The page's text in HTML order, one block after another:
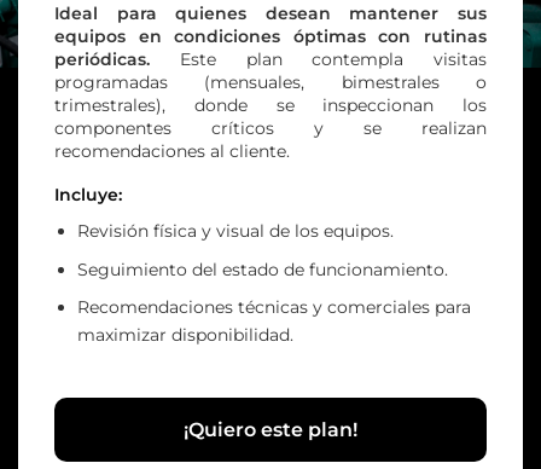
Ideal para quienes desean mantener sus
equipos en condiciones óptimas con rutinas
periódicas. Este plan contempla visitas
programadas (mensuales, bimestrales o
trimestrales), donde se inspeccionan los
componentes críticos y se realizan
recomendaciones al cliente.
Incluye:
Revisión física y visual de los equipos.
Seguimiento del estado de funcionamiento.
Recomendaciones técnicas y comerciales para
maximizar disponibilidad.
¡Quiero este plan!